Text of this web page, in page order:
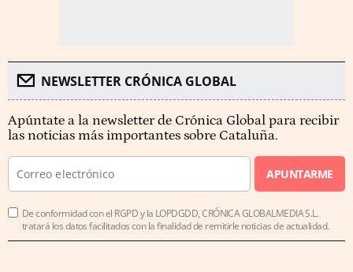
NEWSLETTER CRÓNICA GLOBAL
Apúntate a la newsletter de Crónica Global para recibir
las noticias más importantes sobre Cataluña.
APUNTARME
De conformidad con el RGPD y la LOPDGDD, CRÓNICA GLOBALMEDIA S.L.
tratará los datos facilitados con la finalidad de remitirle noticias de actualidad.